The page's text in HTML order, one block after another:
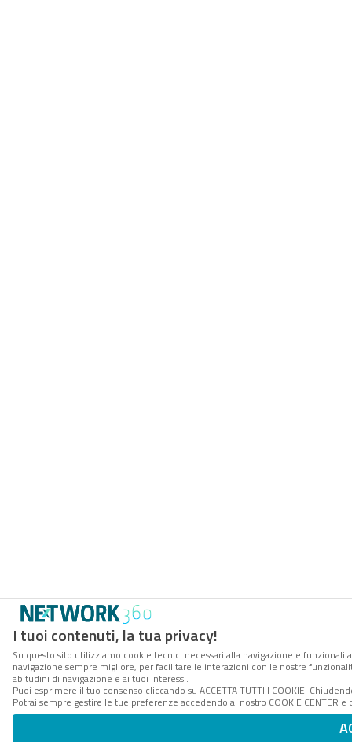
I tuoi contenuti, la tua privacy!
Su questo sito utilizziamo cookie tecnici necessari alla navigazione e
navigazione sempre migliore, per facilitare le interazioni con le nostre
abitudini di navigazione e ai tuoi interessi.
Puoi esprimere il tuo consenso cliccando su ACCETTA TUTTI I COOKIE.
Potrai sempre gestire le tue preferenze accedendo al nostro COOKIE